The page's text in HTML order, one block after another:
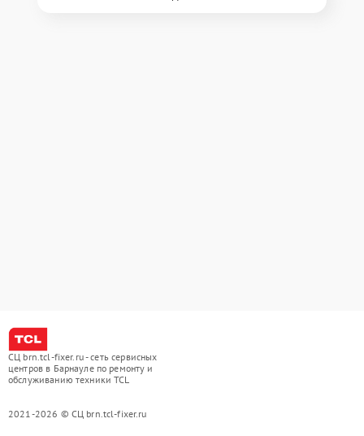
СЦ brn.tcl-fixer.ru - сеть сервисных
центров в Барнауле по ремонту и
обслуживанию техники TCL
2021-2026 © СЦ brn.tcl-fixer.ru